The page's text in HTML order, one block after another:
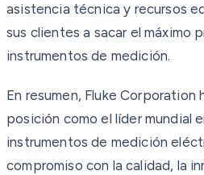
asistencia técnica y recursos
sus clientes a sacar el máximo
instrumentos de medición.
En resumen, Fluke Corporation
posición como el líder mundial
instrumentos de medición
compromiso con la calidad, la